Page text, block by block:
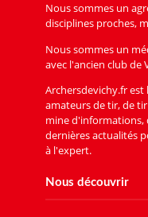
Nous sommes un
disciplines proches,
Nous sommes un
avec l'ancien club de
Archersdevichy.fr
amateurs de tir, de
mine d'informations,
dernières actualités
à l'expert.
Nous découvrir